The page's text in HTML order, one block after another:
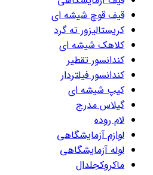
قیف قوچ شیشه ای
کریستالیزور ته گرد
کلاهک شیشه ای
کندانسور تقطیر
کندانسور فیلتردار
کیپ شیشه ای
گیلاس مدرج
لام روده
لوازم آزمایشگاهی
لوله آزمایشگاهی
ماکروکجلدال